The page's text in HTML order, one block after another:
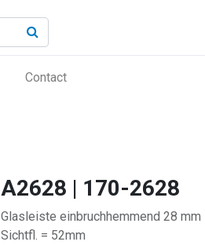
Contact
A2628 | 170-2628
Glasleiste einbruchhemmend 28 mm
Sichtfl. = 52mm